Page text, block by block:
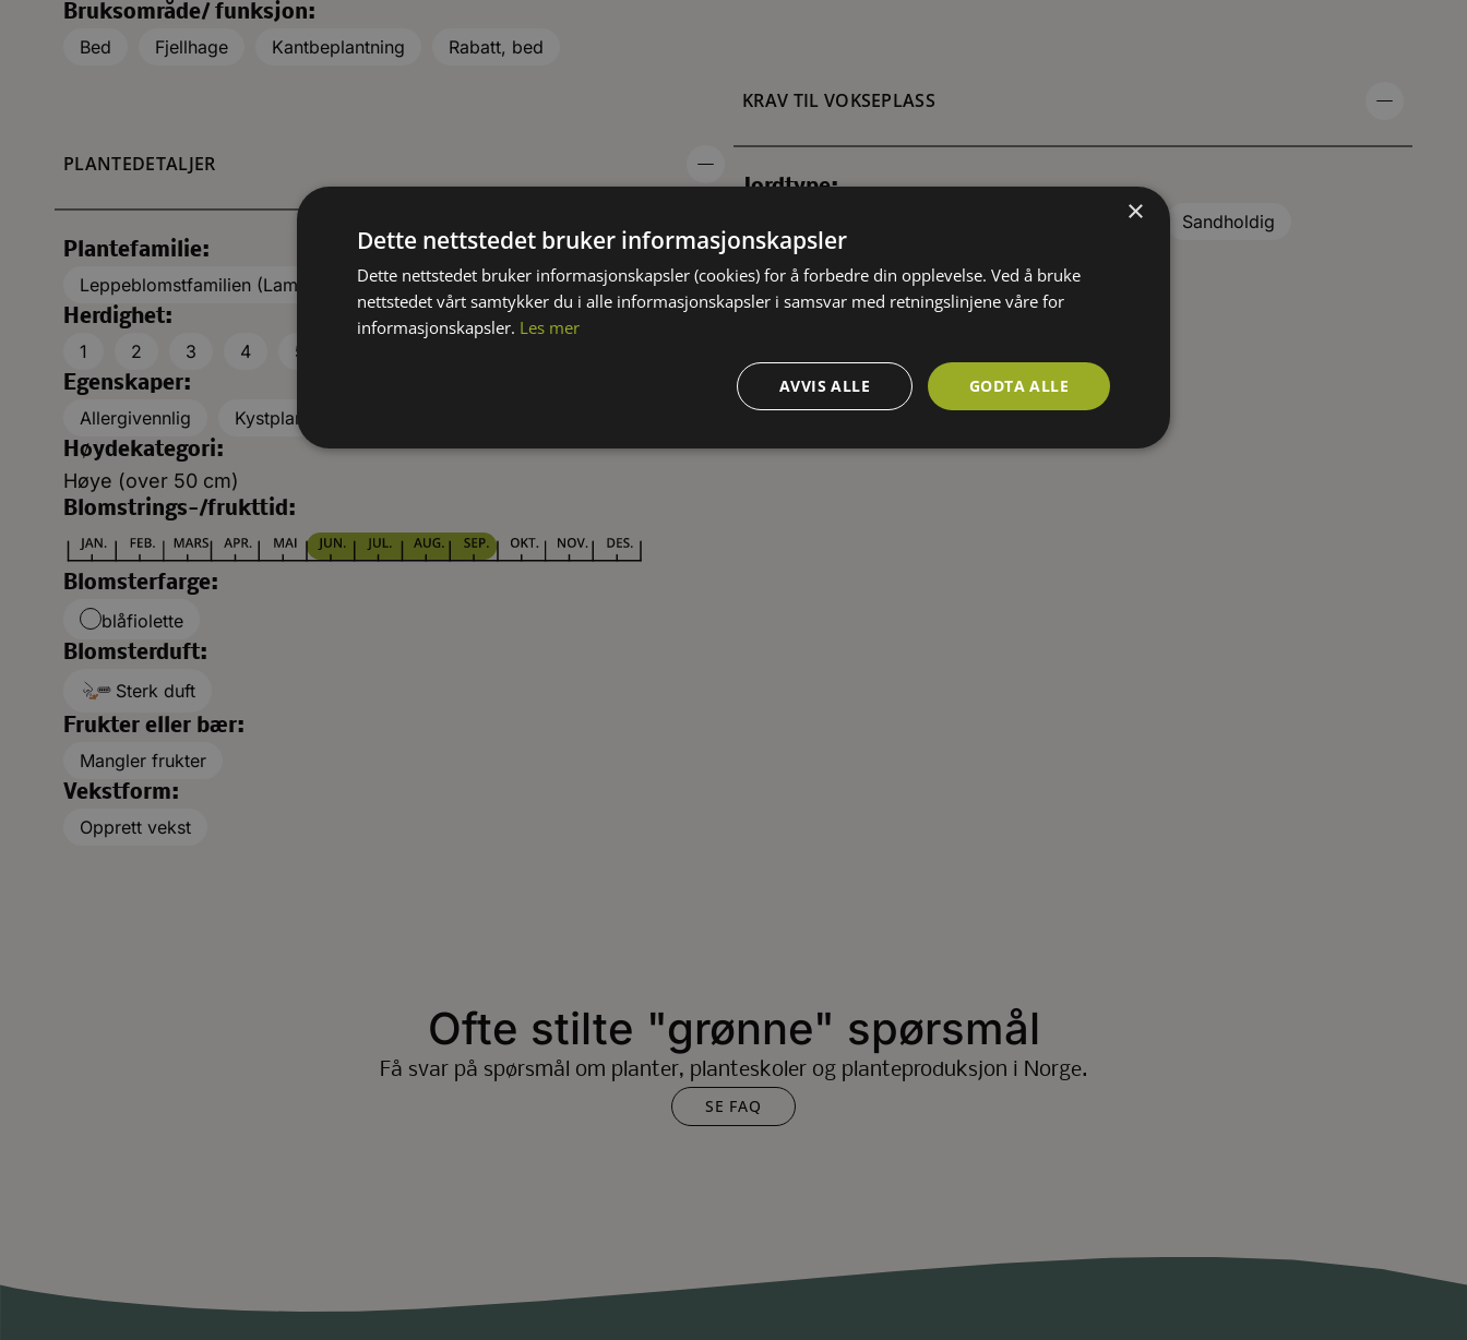
Bruksområde/ funksjon:
Bed
Fjellhage Kantbeplantning Rabatt, bed
PLANTEDETALJER
Plantefamilie:
Leppeblomstfamilien (Lamiaceae)
Herdighet:
1
2 3 4 5
Egenskaper:
Allergivennlig
Kystplante
Høydekategori:
Høye (over 50 cm)
Blomstrings-/frukttid:
Blomsterfarge:
blåfiolette
Blomsterduft:
Sterk duft
Frukter eller bær:
Mangler frukter
Vekstform:
Opprett vekst
KRAV TIL VOKSEPLASS
Jordtype:
pH6-8 (kalkholdig) Sandholdig
Veldrenert
Lysforhold:
Ofte stilte "grønne" spørsmål
Få svar på spørsmål om planter, planteskoler og planteproduksjon i Norge.
SE FAQ
×
Dette nettstedet bruker informasjonskapsler
Dette nettstedet bruker informasjonskapsler (cookies) for å forbedre din opplevelse. Ved å bruke
nettstedet vårt samtykker du i alle informasjonskapsler i samsvar med retningslinjene våre for
informasjonskapsler. Les mer
GODTA ALLE
AVVIS ALLE